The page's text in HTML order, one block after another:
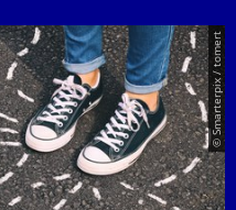
© Smarterpix / tomert